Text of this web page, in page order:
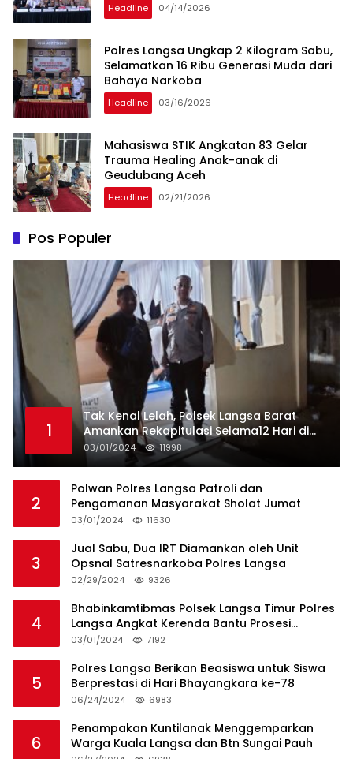
Headline 04/14/2026
Polres Langsa Ungkap 2 Kilogram Sabu,
Selamatkan 16 Ribu Generasi Muda dari
Bahaya Narkoba
Headline 03/16/2026
Mahasiswa STIK Angkatan 83 Gelar
Trauma Healing Anak-anak di
Geudubang Aceh
Headline 02/21/2026
Pos Populer
1
Tak Kenal Lelah, Polsek Langsa Barat
Amankan Rekapitulasi Selama12 Hari di
Kecamatan Baro
03/01/2024 11998
2
Polwan Polres Langsa Patroli dan
Pengamanan Masyarakat Sholat Jumat
03/01/2024 11630
3
Jual Sabu, Dua IRT Diamankan oleh Unit
Opsnal Satresnarkoba Polres Langsa
02/29/2024 9326
4
Bhabinkamtibmas Polsek Langsa Timur Polres
Langsa Angkat Kerenda Bantu Prosesi
Pemakaman Warga
03/01/2024 7192
5
Polres Langsa Berikan Beasiswa untuk Siswa
Berprestasi di Hari Bhayangkara ke-78
06/24/2024 6983
6
Penampakan Kuntilanak Menggemparkan
Warga Kuala Langsa dan Btn Sungai Pauh